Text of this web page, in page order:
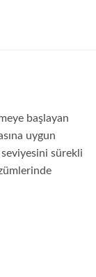
başlayan
uygun
sürekli